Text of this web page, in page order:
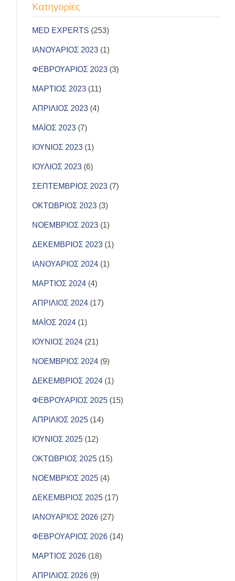
Kατηγορίες
MED EXPERTS (253)
ΙΑΝΟΥΑΡΙΟΣ 2023 (1)
ΦΕΒΡΟΥΑΡΙΟΣ 2023 (3)
ΜΑΡΤΙΟΣ 2023 (11)
ΑΠΡΙΛΙΟΣ 2023 (4)
ΜΑΪΟΣ 2023 (7)
ΙΟΥΝΙΟΣ 2023 (1)
ΙΟΥΛΙΟΣ 2023 (6)
ΣΕΠΤΕΜΒΡΙΟΣ 2023 (7)
ΟΚΤΩΒΡΙΟΣ 2023 (3)
ΝΟΕΜΒΡΙΟΣ 2023 (1)
ΔΕΚΕΜΒΡΙΟΣ 2023 (1)
ΙΑΝΟΥΑΡΙΟΣ 2024 (1)
ΜΑΡΤΙΟΣ 2024 (4)
ΑΠΡΙΛΙΟΣ 2024 (17)
ΜΑΪΟΣ 2024 (1)
ΙΟΥΝΙΟΣ 2024 (21)
ΝΟΕΜΒΡΙΟΣ 2024 (9)
ΔΕΚΕΜΒΡΙΟΣ 2024 (1)
ΦΕΒΡΟΥΑΡΙΟΣ 2025 (15)
ΑΠΡΙΛΙΟΣ 2025 (14)
ΙΟΥΝΙΟΣ 2025 (12)
ΟΚΤΩΒΡΙΟΣ 2025 (15)
ΝΟΕΜΒΡΙΟΣ 2025 (4)
ΔΕΚΕΜΒΡΙΟΣ 2025 (17)
ΙΑΝΟΥΑΡΙΟΣ 2026 (27)
ΦΕΒΡΟΥΑΡΙΟΣ 2026 (14)
ΜΑΡΤΙΟΣ 2026 (18)
ΑΠΡΙΛΙΟΣ 2026 (9)